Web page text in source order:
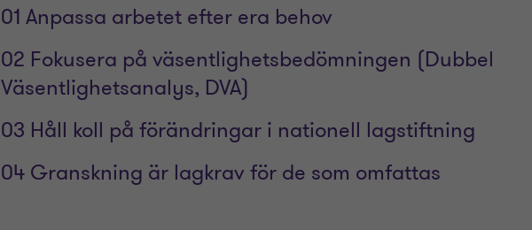
01 Anpassa arbetet efter era behov
02 Fokusera på väsentlighetsbedömningen (Dubbel
Väsentlighetsanalys, DVA)
03 Håll koll på förändringar i nationell lagstiftning
04 Granskning är lagkrav för de som omfattas